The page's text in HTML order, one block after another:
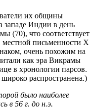
их общины
западе Индии в день
(70), что соответствует
письменности X
очень похожим на
как эра Викрамы
в хронологии парсов.
распространена.)
было наиболее
в 56 г. до н.э.